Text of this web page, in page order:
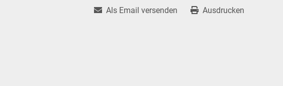
Als Email versenden Ausdrucken